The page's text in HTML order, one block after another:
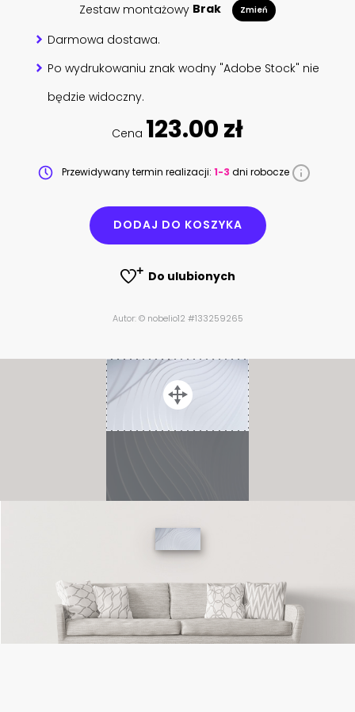
Zestaw montażowy Brak Zmień
Darmowa dostawa.
Po wydrukowaniu znak wodny "Adobe Stock" nie
będzie widoczny.
Cena 123.00 zł
Przewidywany termin realizacji: 1-3 dni robocze
DODAJ DO KOSZYKA
Do ulubionych
Autor: © nobelio12 #133259265